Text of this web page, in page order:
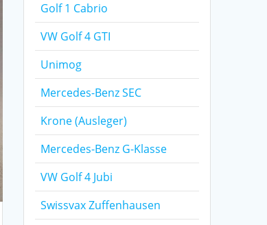
Golf 1 Cabrio
VW Golf 4 GTI
Unimog
Mercedes-Benz SEC
Krone (Ausleger)
Mercedes-Benz G-Klasse
VW Golf 4 Jubi
Swissvax Zuffenhausen